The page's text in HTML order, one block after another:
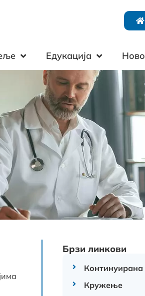
Едукација
Брзи линкови
Континуирана
Кружење